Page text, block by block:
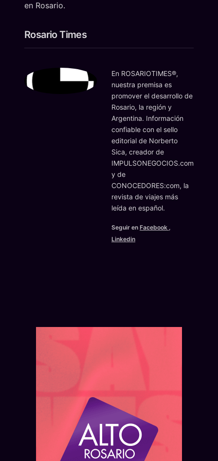
en Rosario.
Rosario Times
En ROSARIOTIMES®,
nuestra premisa es
promover el desarrollo de
Rosario, la región y
Argentina. Información
confiable con el sello
editorial de Norberto
Sica, creador de
IMPULSONEGOCIOS.com
y de
CONOCEDORES:com, la
revista de viajes más
leída en español.
Seguir en Facebook ,
Linkedin